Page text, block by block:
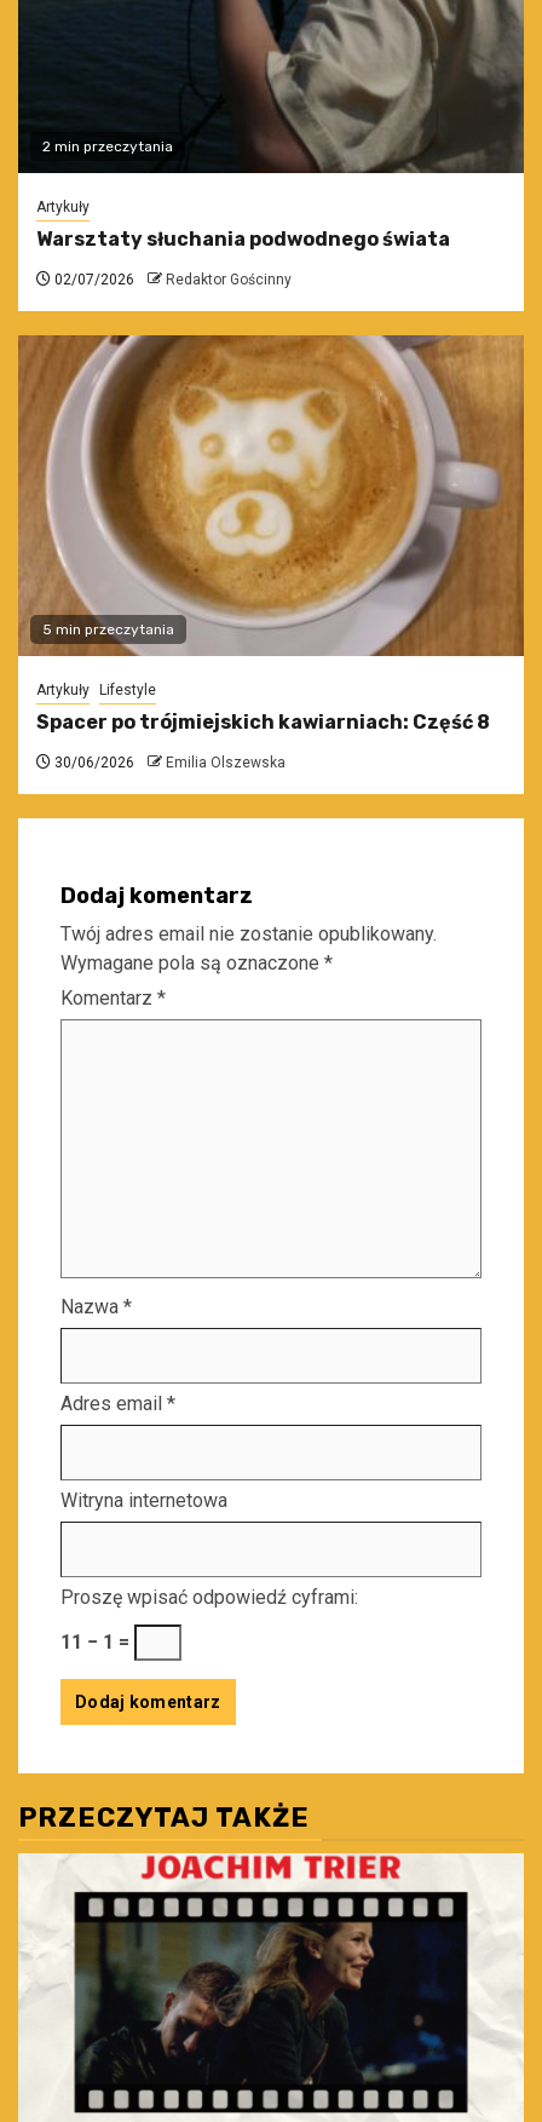
2 min przeczytania
Artykuły
Warsztaty słuchania podwodnego świata
02/07/2026 Redaktor Gościnny
5 min przeczytania
Artykuły Lifestyle
Spacer po trójmiejskich kawiarniach: Część 8
30/06/2026 Emilia Olszewska
Dodaj komentarz
Twój adres email nie zostanie opublikowany.
Wymagane pola są oznaczone *
Komentarz *
Nazwa *
Adres email *
Witryna internetowa
Proszę wpisać odpowiedź cyframi:
11 − 1 =
PRZECZYTAJ TAKŻE